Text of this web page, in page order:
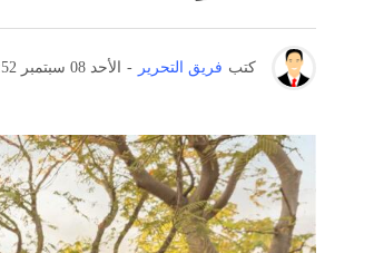
كتب فريق التحرير - الأحد 08 سبتمبر 3:52 م